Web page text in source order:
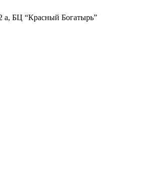
а, БЦ “Красный Богатырь”